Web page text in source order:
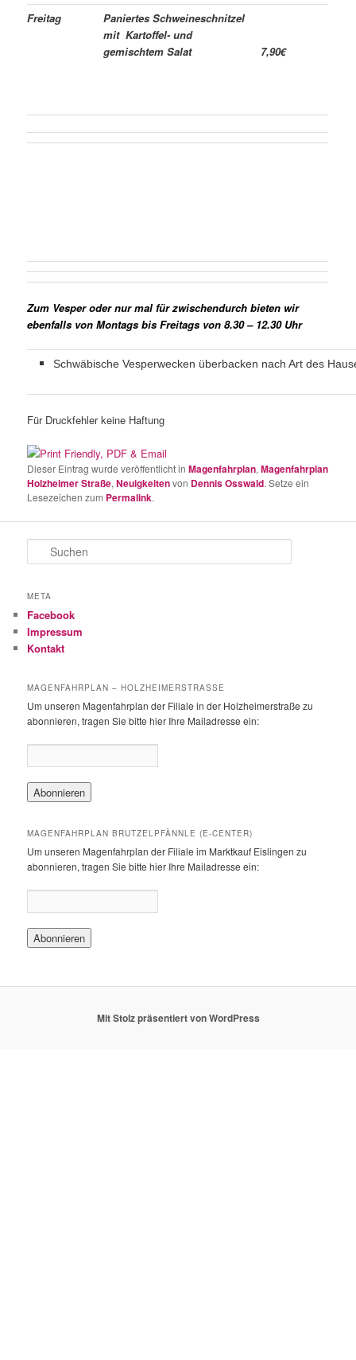
Freitag
Paniertes Schweineschnitzel
mit Kartoffel- und
gemischtem Salat
7,90€
Zum Vesper oder nur mal für zwischendurch bieten wir
ebenfalls von Montags bis Freitags von 8.30 – 12.30 Uhr
Schwäbische Vesperwecken überbacken nach Art des
Für Druckfehler keine Haftung
Dieser Eintrag wurde veröffentlicht inMagenfahrplan,Magenfahrplan
Holzheimer Straße,Neuigkeitenvon Dennis Osswald. Setze ein
Lesezeichen zum Permalink.
u
h
n
META
Facebook
Impressum
Kontakt
MAGENFAHRPLAN – HOLZHEIMERSTRASSE
Um unseren Magenfahrplan der Filiale in der Holzheimerstraße zu
abonnieren, tragen Sie bitte hier Ihre Mailadresse ein:
MAGENFAHRPLAN BRUTZELPFÄNNLE (E-CENTER)
Um unseren Magenfahrplan der Filiale im Marktkauf Eislingen zu
abonnieren, tragen Sie bitte hier Ihre Mailadresse ein:
Mit Stolz präsentiert von WordPress